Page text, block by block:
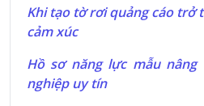
Khi tạo tờ rơi quảng cáo trở
cảm xúc
Hồ sơ năng lực mẫu
nghiệp uy tín